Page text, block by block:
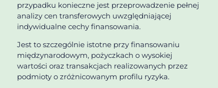
przypadku konieczne jest przeprowadzenie pełnej
analizy cen transferowych uwzględniającej
indywidualne cechy finansowania.
Jest to szczególnie istotne przy finansowaniu
międzynarodowym, pożyczkach o wysokiej
wartości oraz transakcjach realizowanych przez
podmioty o zróżnicowanym profilu ryzyka.